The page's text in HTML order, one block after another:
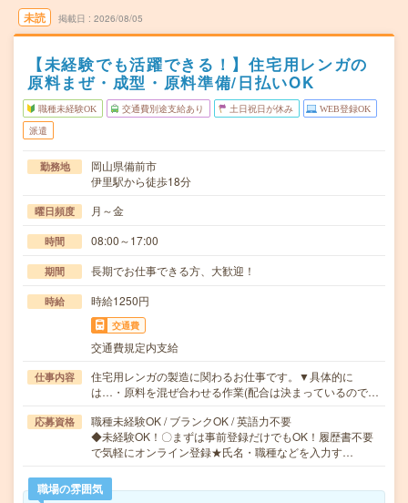
未読 掲載日 2026/08/05
【未経験でも活躍できる！】住宅用レンガの
原料まぜ・成型・原料準備/日払いOK
職種未経験OK 交通費別途支給あり 土日祝日が休み WEB登録OK
派遣
勤務地
岡山県備前市
伊里駅から徒歩18分
曜日頻度 月～金
時間 08:00～17:00
期間 長期でお仕事できる方、大歓迎！
時給 時給1250円
交通費
交通費規定内支給
仕事内容
住宅用レンガの製造に関わるお仕事です。▼具体的に
は…・原料を混ぜ合わせる作業(配合は決まっているので…
応募資格
職種未経験OK / ブランクOK / 英語力不要
◆未経験OK！〇まずは事前登録だけでもOK！履歴書不要
で気軽にオンライン登録★氏名・職種などを入力す…
職場の雰囲気